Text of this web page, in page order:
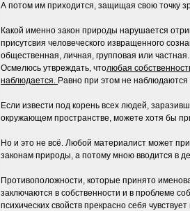
А потом им приходится, защищая свою точку
Какой именно закон природы нарушается
присутсвия человеческого извращенного
общественная, личная, групповая или
Осмелюсь утвреждать, чтолюбая
наблюдается. Равно при этом не наблюдаются
Если извести под корень всех людей,
окружающем пространстве, можете хотя бы
Но и это не всё. Любой материалист может
законам природы, а потому мною вводится в
Противоположности, которые принято
заключаются в собственности и в проблеме
психических свойств прекрасно себя